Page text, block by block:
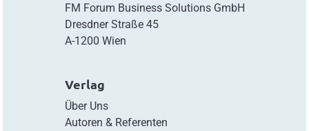
FM Forum Business Solutions GmbH
Dresdner Straße 45
A-1200 Wien
Verlag
Über Uns
Autoren & Referenten